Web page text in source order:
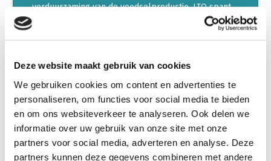
Deze website maakt gebruik van cookies
We gebruiken cookies om content en advertenties te
personaliseren, om functies voor social media te bieden
en om ons websiteverkeer te analyseren. Ook delen we
informatie over uw gebruik van onze site met onze
partners voor social media, adverteren en analyse. Deze
partners kunnen deze gegevens combineren met andere
verduurzaming van de voedselproductie. LTO spant
zich in voor een goede ondersteuning van jonge
boeren, gericht op een duurzaam
LEES VERDER